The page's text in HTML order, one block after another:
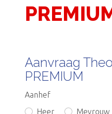
Aanvraag
PREMIUM
Aanhef
Heer
Mevrouw